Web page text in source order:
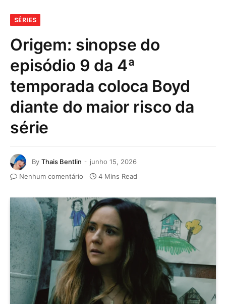
SÉRIES
Origem: sinopse do
episódio 9 da 4ª
temporada coloca Boyd
diante do maior risco da
série
By Thais Bentlin
junho 15, 2026
Nenhum comentário
4 Mins Read